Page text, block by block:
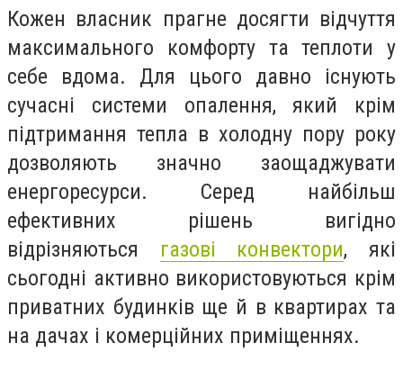
Кожен власник прагне досягти відчуття
максимального комфорту та теплоти у
себе вдома. Для цього давно існують
сучасні системи опалення, який крім
підтримання тепла в холодну пору року
дозволяють значно заощаджувати
енергоресурси. Серед найбільш
ефективних рішень вигідно
відрізняються газові конвектори, які
сьогодні активно використовуються крім
приватних будинків ще й в квартирах та
на дачах і комерційних приміщеннях.